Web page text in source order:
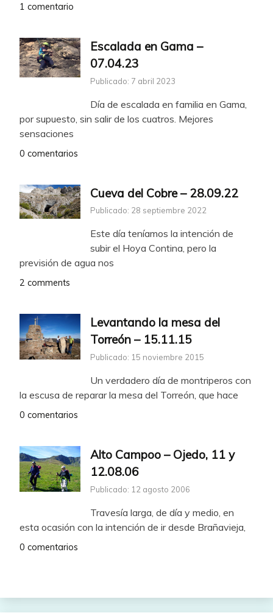
1 comentario
Escalada en Gama –
07.04.23
Publicado: 7 abril 2023
Día de escalada en familia en Gama,
por supuesto, sin salir de los cuatros. Mejores
sensaciones
0 comentarios
Cueva del Cobre – 28.09.22
Publicado: 28 septiembre 2022
Este día teníamos la intención de
subir el Hoya Contina, pero la
previsión de agua nos
2 comments
Levantando la mesa del
Torreón – 15.11.15
Publicado: 15 noviembre 2015
Un verdadero día de montriperos con
la escusa de reparar la mesa del Torreón, que hace
0 comentarios
Alto Campoo – Ojedo, 11 y
12.08.06
Publicado: 12 agosto 2006
Travesía larga, de día y medio, en
esta ocasión con la intención de ir desde Brañavieja,
0 comentarios